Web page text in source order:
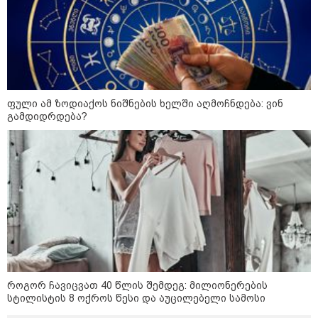
12:34 / 08-08-2026
რას აცხადებს ირაკლი კობახიძე
ელექტროენერგიის რამდენჯერმე
გათიშვასთან დაკავშირებით?
19:32 / 08-08-2026
"სიმბოლურია, რომ კობახიძის
ფული ამ ზოდიაქოს ნიშნების ხელში აღმოჩნდება: ვინ
გამდიდრდება?
როგორ ჩავიცვათ 40 წლის შემდეგ: მილიონერების
სტილისტის 8 ოქროს წესი და აუცილებელი სამოსი